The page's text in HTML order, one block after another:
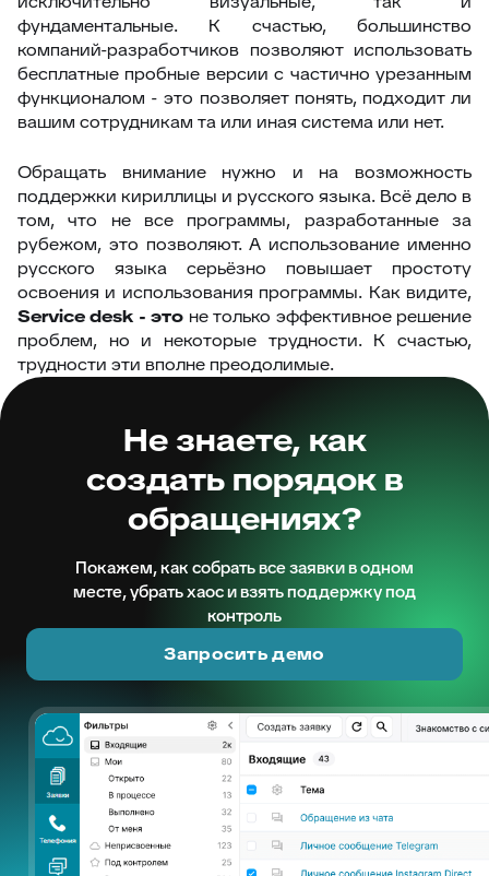
фундаментальные. К счастью, большинство
компаний-разработчиков позволяют использовать
бесплатные пробные версии с частично урезанным
функционалом - это позволяет понять, подходит ли
вашим сотрудникам та или иная система или нет.
Обращать внимание нужно и на возможность
поддержки кириллицы и русского языка. Всё дело в
том, что не все программы, разработанные за
рубежом, это позволяют. А использование именно
русского языка серьёзно повышает простоту
освоения и использования программы. Как видите,
Service desk - это не только эффективное решение
проблем, но и некоторые трудности. К счастью,
трудности эти вполне преодолимые.
Не знаете, как
создать порядок в
обращениях?
Покажем, как собрать все заявки в одном
месте, убрать хаос и взять поддержку под
контроль
Запросить демо